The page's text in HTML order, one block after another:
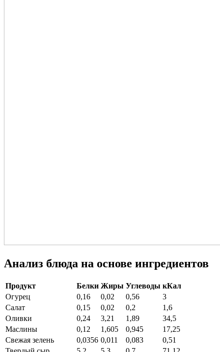
Анализ блюда на основе ингредиентов
Продукт Белки Жиры Углеводы кКал
Огурец
0,16 0,02 0,56
3
Салат
0,15 0,02 0,2
1,6
Оливки
0,24 3,21 1,89
34,5
Маслины
0,12 1,605 0,945
17,25
Свежая зелень
0,0356 0,011 0,083
0,51